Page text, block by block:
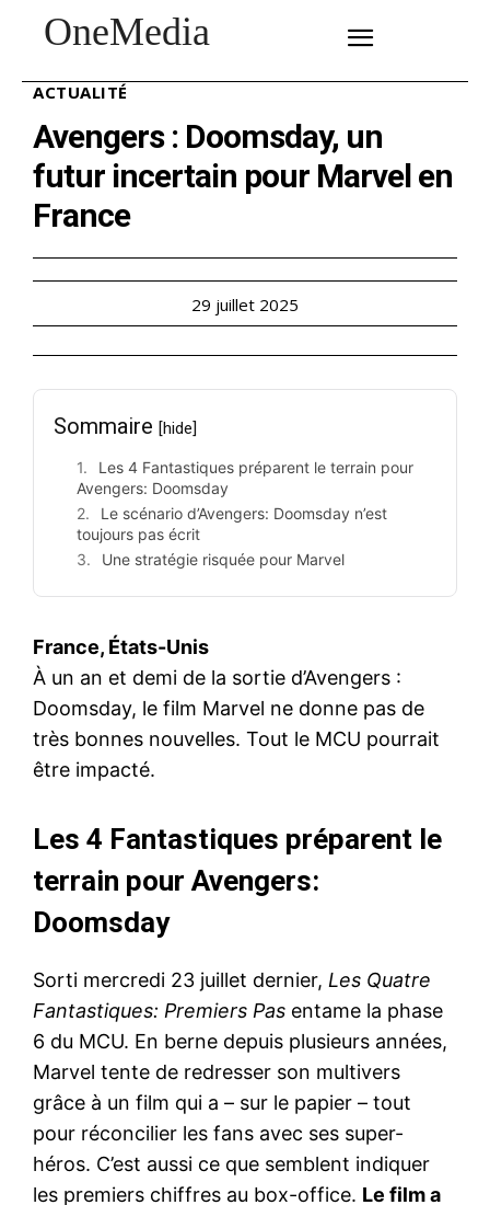
OneMedia
ACTUALITÉ
Avengers : Doomsday, un
futur incertain pour Marvel en
France
29 juillet 2025
Sommaire [hide]
Les 4 Fantastiques préparent le terrain pour
Avengers: Doomsday
Le scénario d’Avengers: Doomsday n’est
toujours pas écrit
Une stratégie risquée pour Marvel
France, États-Unis
À un an et demi de la sortie d’Avengers :
Doomsday, le film Marvel ne donne pas de
très bonnes nouvelles. Tout le MCU pourrait
être impacté.
Les 4 Fantastiques préparent le
terrain pour Avengers:
Doomsday
Sorti mercredi 23 juillet dernier, Les Quatre
Fantastiques: Premiers Pas entame la phase
6 du MCU. En berne depuis plusieurs années,
Marvel tente de redresser son multivers
grâce à un film qui a – sur le papier – tout
pour réconcilier les fans avec ses super-
héros. C’est aussi ce que semblent indiquer
les premiers chiffres au box-office. Le film a